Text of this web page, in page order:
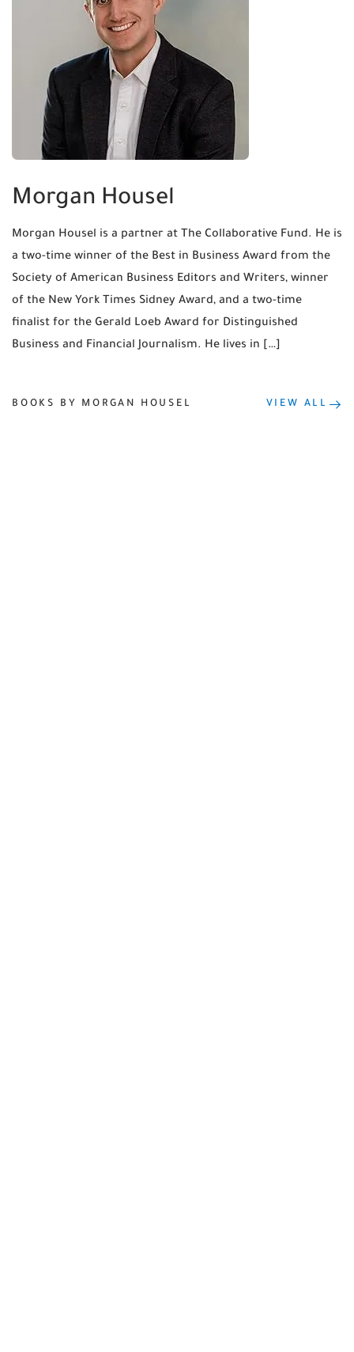
Morgan Housel
Morgan Housel is a partner at The Collaborative Fund. He is
a two-time winner of the Best in Business Award from the
Society of American Business Editors and Writers, winner
of the New York Times Sidney Award, and a two-time
finalist for the Gerald Loeb Award for Distinguished
Business and Financial Journalism. He lives in […]
BOOKS BY MORGAN HOUSEL VIEW ALL